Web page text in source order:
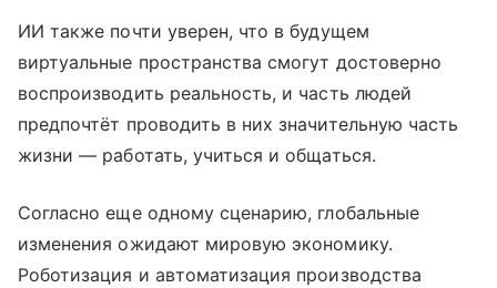
ИИ также почти уверен, что в будущем
виртуальные пространства смогут достоверно
воспроизводить реальность, и часть людей
предпочтёт проводить в них значительную часть
жизни — работать, учиться и общаться.
Согласно еще одному сценарию, глобальные
изменения ожидают мировую экономику.
Роботизация и автоматизация производства